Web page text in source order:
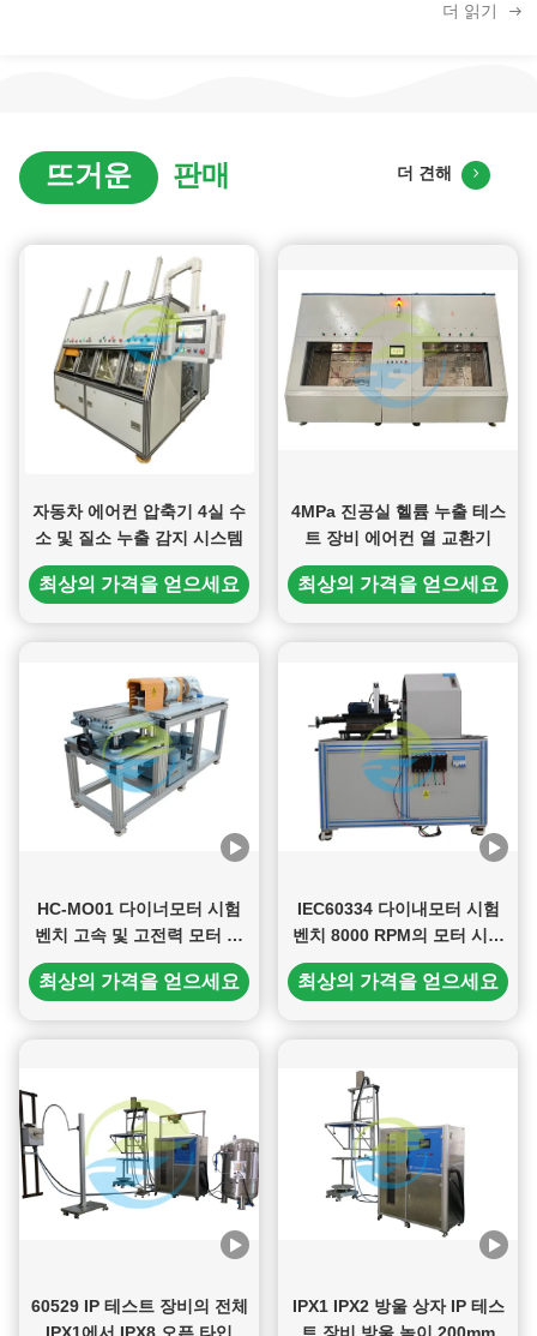
업체 및 품질 보장 팀의 경우 적절한 IEC 테스트 장비를 선택하면 테스트 효율성,
더 읽기
뜨거운 판매 더 견해
자동차 에어컨 압축기 4실 수
소 및 질소 누출 감지 시스템
최상의 가격을 얻으세요
4MPa 진공실 헬륨 누출 테스
트 장비 에어컨 열 교환기
최상의 가격을 얻으세요
HC-MO01 다이너모터 시험
벤치 고속 및 고전력 모터 시
험 벤치
최상의 가격을 얻으세요
IEC60334 다이내모터 시험
벤치 8000 RPM의 모터 시험
벤치
최상의 가격을 얻으세요
60529 IP 테스트 장비의 전체
IPX1 IPX2 방울 상자 IP 테스